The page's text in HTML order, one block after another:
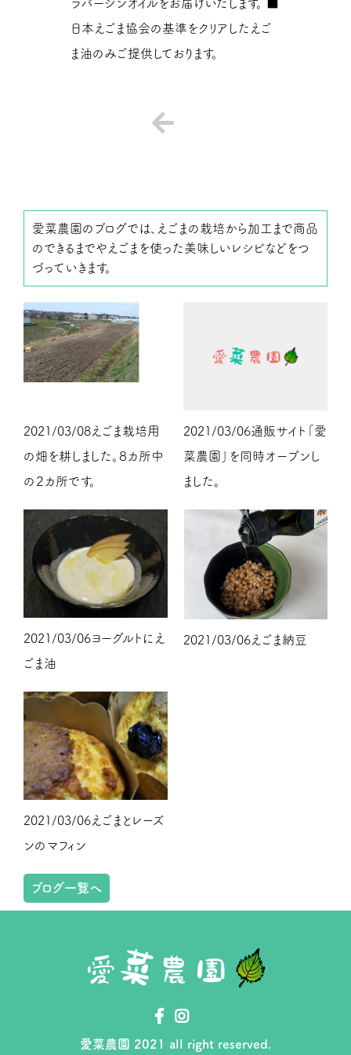
ラバージンオイルをお届けいたします。 ■
日本えごま協会の基準をクリアしたえご
ま油のみご提供しております。
愛菜農園のブログでは、えごまの栽培から加工まで商品
のできるまでやえごまを使った美味しいレシピなどをつ
づっていきます。
2021/03/08えごま栽培用
の畑を耕しました。８カ所中
の２カ所です。
2021/03/06通販サイト「愛
菜農園」を同時オープンし
ました。
2021/03/06ヨーグルトにえ
ごま油
2021/03/06えごま納豆
2021/03/06えごまとレーズ
ンのマフィン
ブログ一覧へ
愛菜農園 2021 all right reserved.